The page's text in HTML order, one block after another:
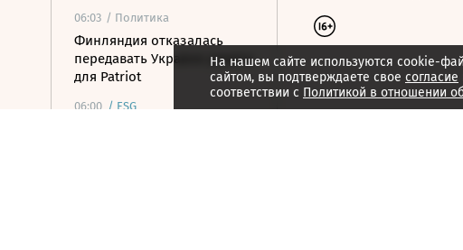
06:03 / Политика
Финляндия отказалась
передавать Украине ракеты
для Patriot
06:00 / ESG
На нашем сайте используются cookie-
сайтом, вы подтверждаете свое согласие
соответствии с Политикой в отношении